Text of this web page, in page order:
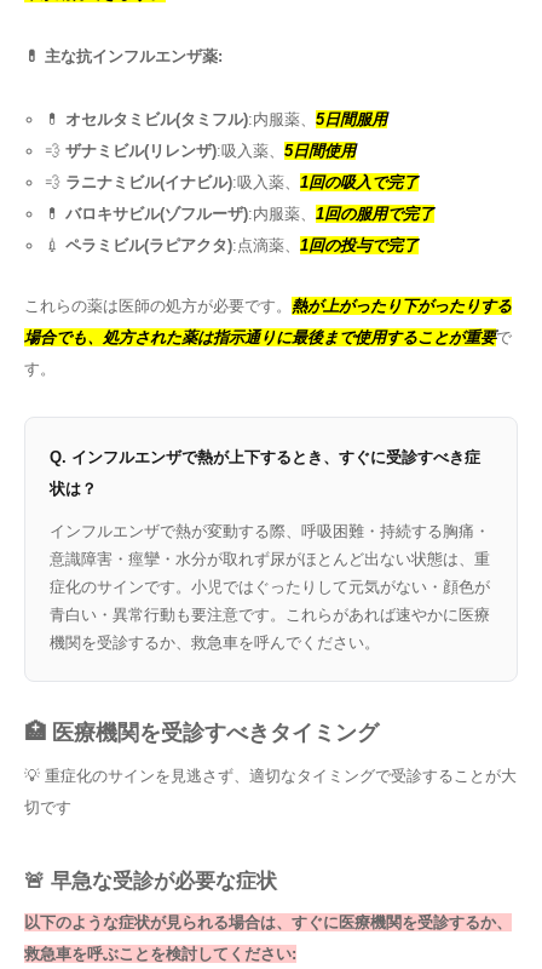
💊 主な抗インフルエンザ薬:
💊 オセルタミビル(タミフル):内服薬、 5日間服用
💨 ザナミビル(リレンザ):吸入薬、 5日間使用
💨 ラニナミビル(イナビル):吸入薬、 1回の吸入で完了
💊 バロキサビル(ゾフルーザ):内服薬、 1回の服用で完了
💉 ペラミビル(ラピアクタ):点滴薬、 1回の投与で完了
これらの薬は医師の処方が必要です。 熱が上がったり下がったりする
場合でも、処方された薬は指示通りに最後まで使用することが重要で
す。
Q. インフルエンザで熱が上下するとき、すぐに受診すべき症
状は？
インフルエンザで熱が変動する際、呼吸困難・持続する胸痛・
意識障害・痙攣・水分が取れず尿がほとんど出ない状態は、重
症化のサインです。小児ではぐったりして元気がない・顔色が
青白い・異常行動も要注意です。これらがあれば速やかに医療
機関を受診するか、救急車を呼んでください。
🏥 医療機関を受診すべきタイミング
💡 重症化のサインを見逃さず、適切なタイミングで受診することが大
切です
🚨 早急な受診が必要な症状
以下のような症状が見られる場合は、すぐに医療機関を受診するか、
救急車を呼ぶことを検討してください: